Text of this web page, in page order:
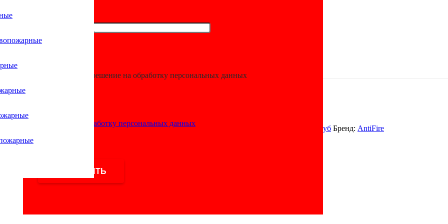
Я даю разрешение на обработку персональных данных
Согласие на обработку персональных данных
противопожарные фитинги
AntiFire
Полипропиленовые противопожарные фитинги Фитинги для полимерных труб Бренд: AntiFire